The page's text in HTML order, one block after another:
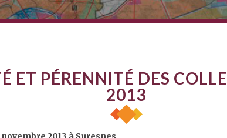
ET PÉRENNITÉ DES
2013